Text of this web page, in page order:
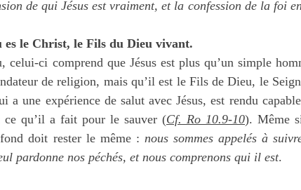
de qui Jésus est vraiment, et la confession de la foi
le Christ, le Fils du Dieu vivant.
ci comprend que Jésus est plus qu’un simple
de religion, mais qu’il est le Fils de Dieu, le
a une expérience de salut avec Jésus, est rendu
ce qu’il a fait pour le sauver (Cf. Ro 10.9-10). Même
doit rester le même : nous sommes appelés à
pardonne nos péchés, et nous comprenons qui il est.